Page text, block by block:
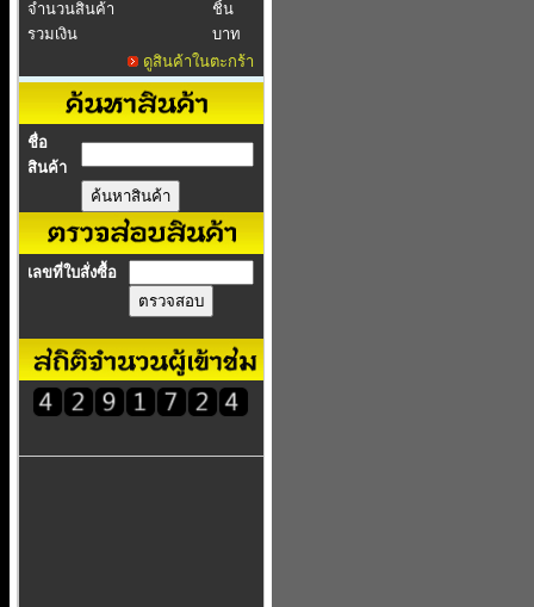
จำนวนสินค้า
ชิ้น
รวมเงิน
บาท
ดูสินค้าในตะกร้า
ชื่อ
สินค้า
เลขที่ใบสั่งซื้อ